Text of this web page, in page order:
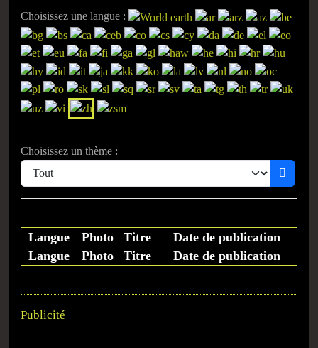
Choisissez une langue :
Choisissez un thème :
Langue Photo Titre
Date de publication
Langue
Photo Titre Date de publication
Publicité